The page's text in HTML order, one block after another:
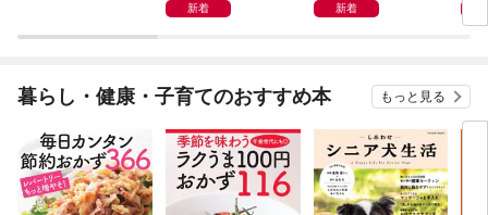
新着 新着
暮らし・健康・子育てのおすすめ本 もっと見る